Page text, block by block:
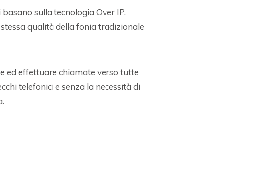
sulla tecnologia Over IP,
qualità della fonia tradizionale
ed effettuare chiamate verso tutte
telefonici e senza la necessità di